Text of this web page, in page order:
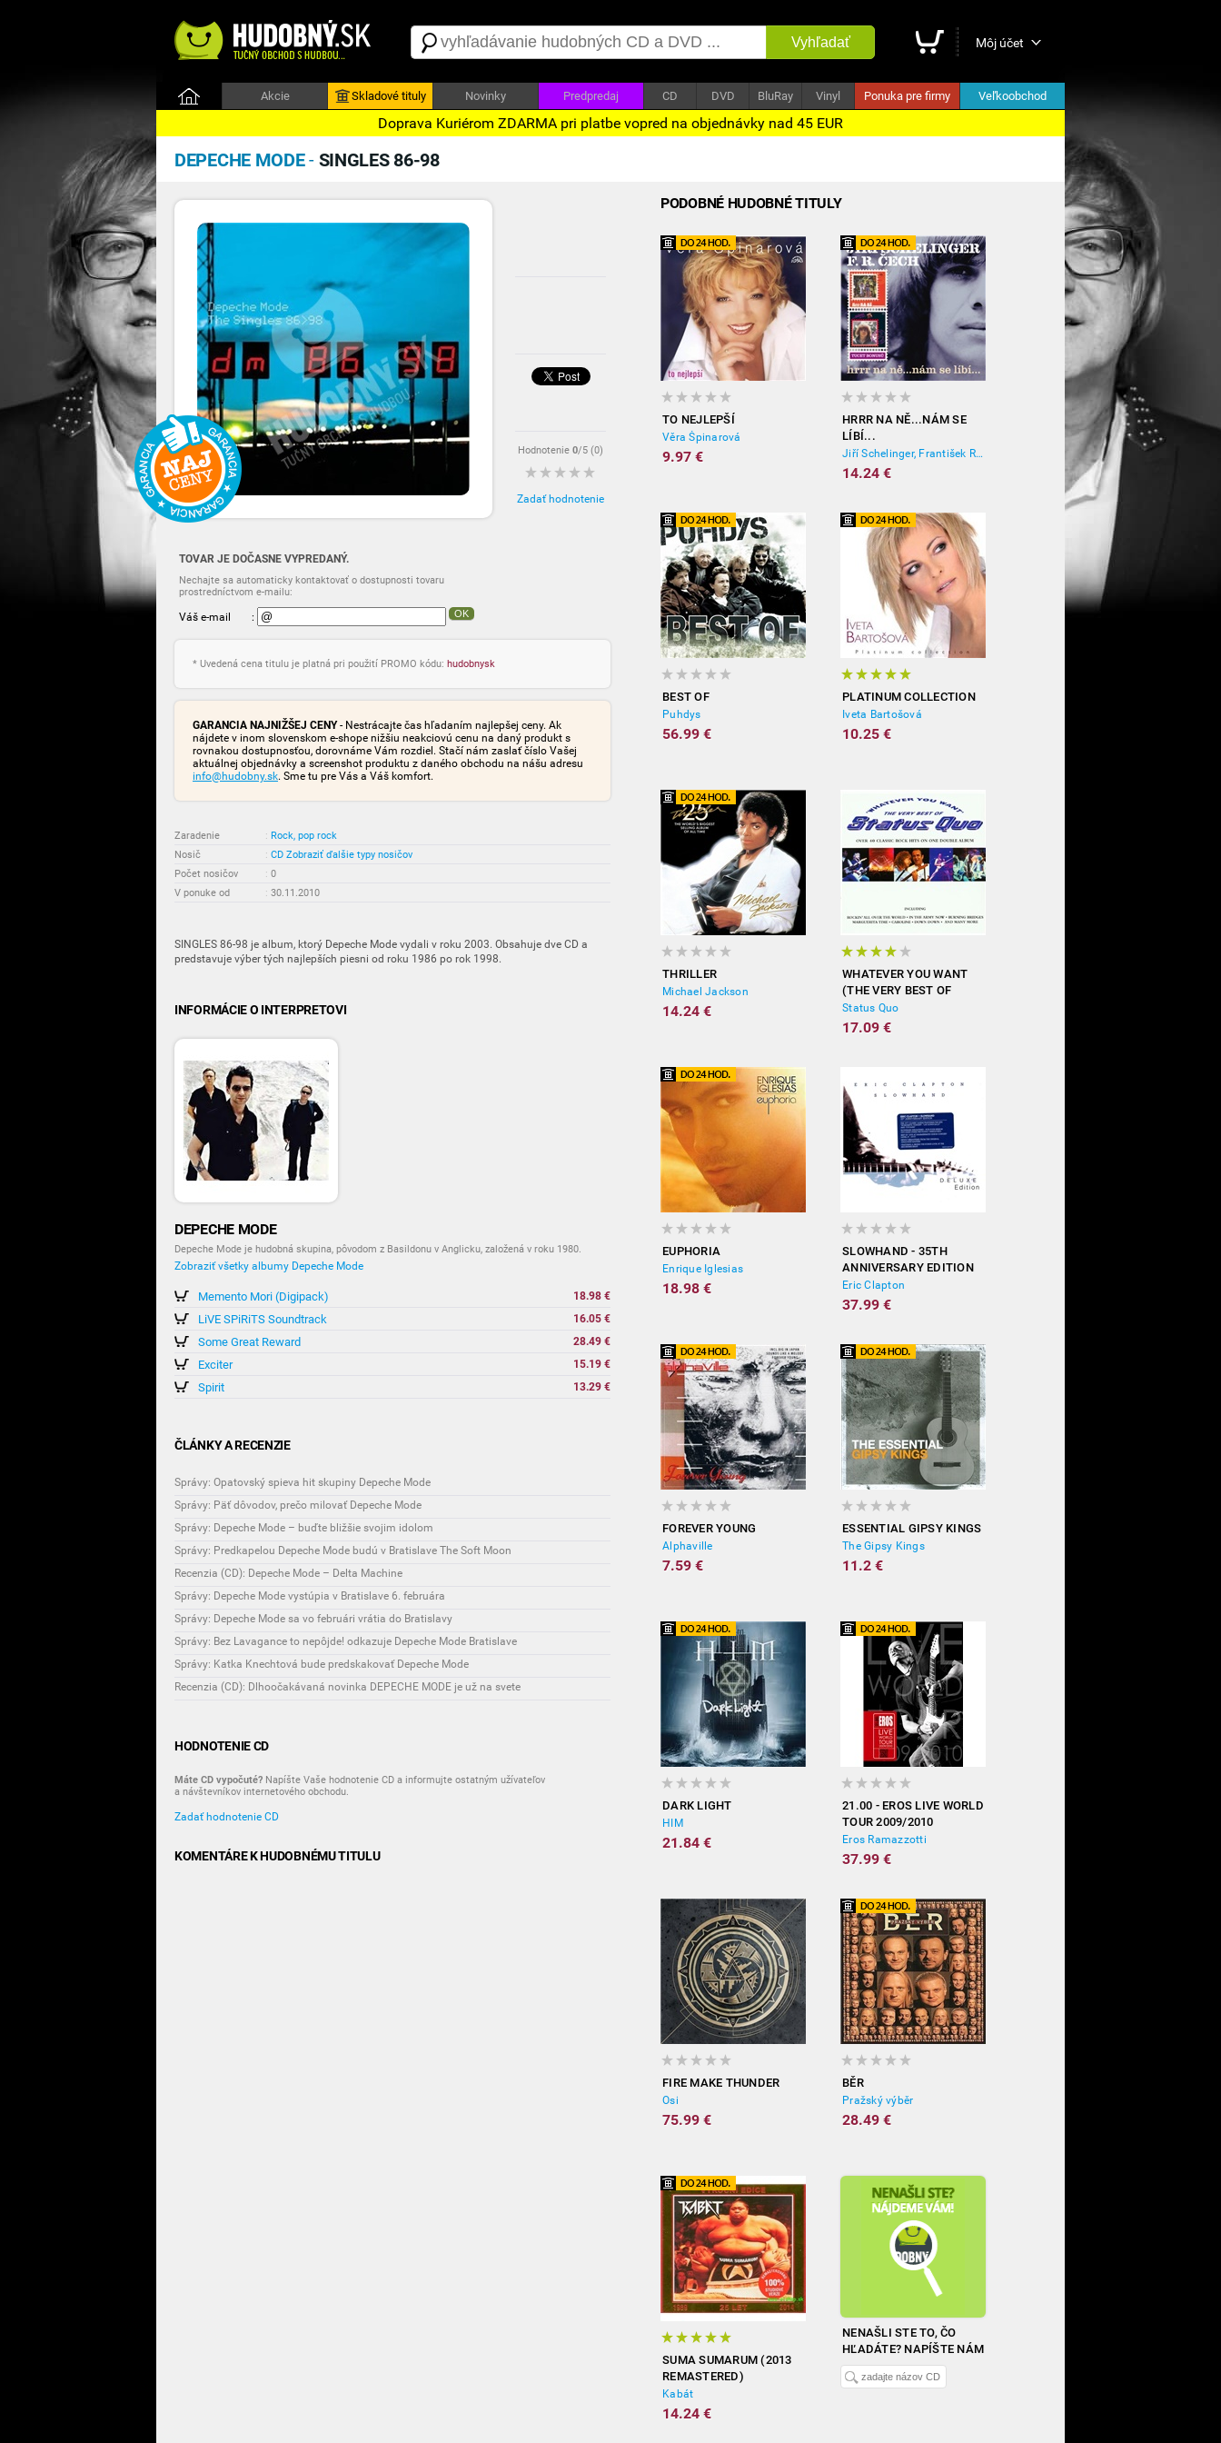
Vyhľadať Môj účet
Akcie Skladové tituly Novinky Predpredaj CD DVD BluRay Vinyl Ponuka pre firmy Veľkoobchod
Doprava Kuriérom ZDARMA pri platbe vopred na objednávky nad 45 EUR
DEPECHE MODE- SINGLES 86-98
Hodnotenie 0/5 (0)
Zadať hodnotenie
TOVAR JE DOČASNE VYPREDANÝ.
Nechajte sa automaticky kontaktovať o dostupnosti tovaru
prostredníctvom e-mailu:
Váš e-mail : OK
* Uvedená cena titulu je platná pri použití PROMO kódu: hudobnysk
GARANCIA NAJNIŽŠEJ CENY- Nestrácajte čas hľadaním najlepšej ceny. Ak
nájdete v inom slovenskom e-shope nižšiu neakciovú cenu na daný produkt s
rovnakou dostupnosťou, dorovnáme Vám rozdiel. Stačí nám zaslať číslo Vašej
aktuálnej objednávky a screenshot produktu z daného obchodu na nášu adresu
info@hudobny.sk. Sme tu pre Vás a Váš komfort.
Zaradenie : Rock, pop rock
Nosič
: CD Zobraziť ďalšie typy nosičov
Počet nosičov
: 0
V ponuke od
: 30.11.2010
SINGLES 86-98 je album, ktorý Depeche Mode vydali v roku 2003. Obsahuje dve CD a
predstavuje výber tých najlepších piesni od roku 1986 po rok 1998.
INFORMÁCIE O INTERPRETOVI
DEPECHE MODE
Depeche Mode je hudobná skupina, pôvodom z Basildonu v Anglicku, založená v roku 1980.
Zobraziť všetky albumy Depeche Mode
Memento Mori (Digipack) 18.98 €
LiVE SPiRiTS Soundtrack 16.05 €
Some Great Reward 28.49 €
Exciter 15.19 €
Spirit 13.29 €
ČLÁNKY A RECENZIE
Správy: Opatovský spieva hit skupiny Depeche Mode
Správy: Päť dôvodov, prečo milovať Depeche Mode
Správy: Depeche Mode – buďte bližšie svojim idolom
Správy: Predkapelou Depeche Mode budú v Bratislave The Soft Moon
Recenzia (CD): Depeche Mode – Delta Machine
Správy: Depeche Mode vystúpia v Bratislave 6. februára
Správy: Depeche Mode sa vo februári vrátia do Bratislavy
Správy: Bez Lavagance to nepôjde! odkazuje Depeche Mode Bratislave
Správy: Katka Knechtová bude predskakovať Depeche Mode
Recenzia (CD): Dlhoočakávaná novinka DEPECHE MODE je už na svete
HODNOTENIE CD
Máte CD vypočuté? Napíšte Vaše hodnotenie CD a informujte ostatným užívateľov
a návštevníkov internetového obchodu.
Zadať hodnotenie CD
KOMENTÁRE K HUDOBNÉMU TITULU
PODOBNÉ HUDOBNÉ TITULY
TO NEJLEPŠÍ
Věra Špinarová
9.97 €
HRRR NA NĚ...NÁM SE
LÍBÍ...
Jiří Schelinger, František Ringo Čech
14.24 €
BEST OF
Puhdys
56.99 €
PLATINUM COLLECTION
Iveta Bartošová
10.25 €
THRILLER
Michael Jackson
14.24 €
WHATEVER YOU WANT
(THE VERY BEST OF
STATUS QUO)
Status Quo
17.09 €
EUPHORIA
Enrique Iglesias
18.98 €
SLOWHAND - 35TH
ANNIVERSARY EDITION
(DELUXE)
Eric Clapton
37.99 €
FOREVER YOUNG
Alphaville
7.59 €
ESSENTIAL GIPSY KINGS
The Gipsy Kings
11.2 €
DARK LIGHT
HIM
21.84 €
21.00 - EROS LIVE WORLD
TOUR 2009/2010
Eros Ramazzotti
37.99 €
FIRE MAKE THUNDER
Osi
75.99 €
BĚR
Pražský výběr
28.49 €
SUMA SUMARUM (2013
REMASTERED)
Kabát
14.24 €
NENAŠLI STE TO, ČO
HĽADÁTE? NAPÍŠTE NÁM